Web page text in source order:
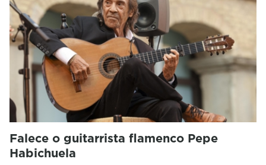
Falece o guitarrista flamenco Pepe
Habichuela